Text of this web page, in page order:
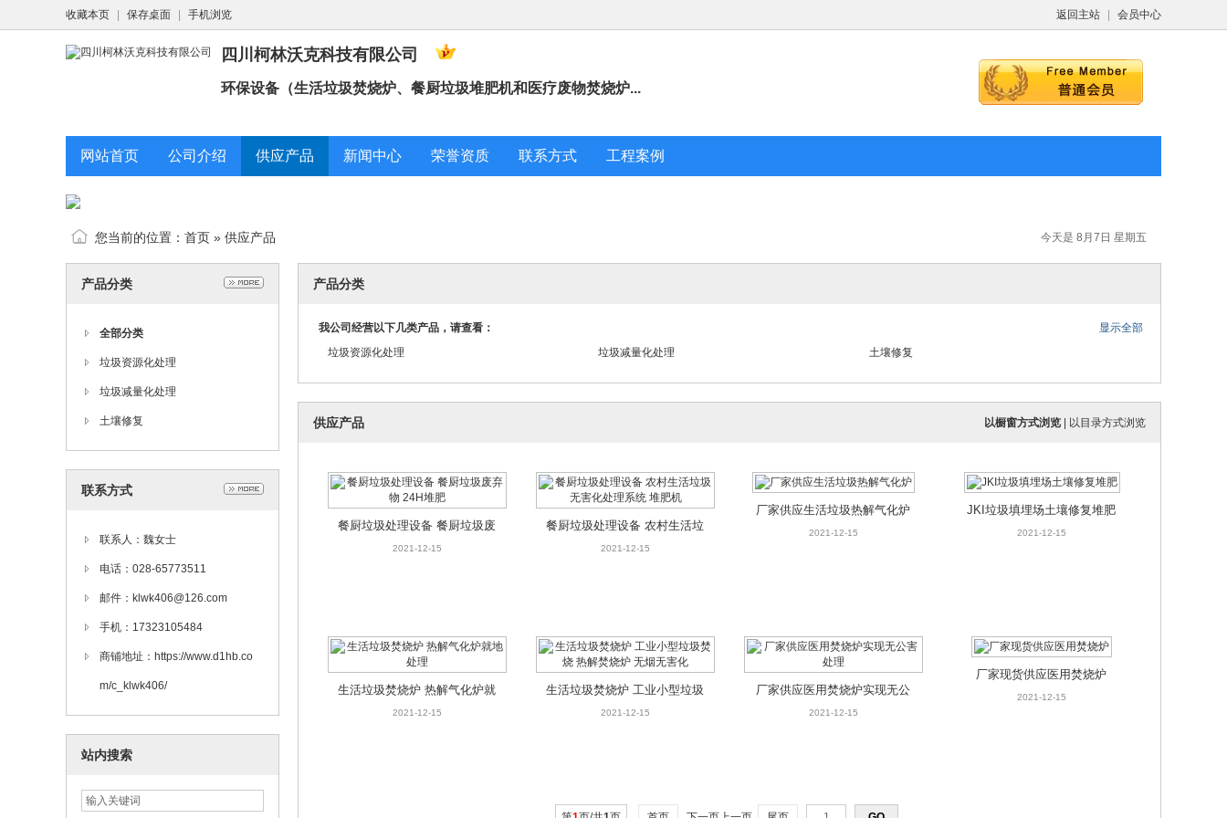
返回主站 会员中心
收藏本页 保存桌面 手机浏览
四川柯林沃克科技有限公司
环保设备（生活垃圾焚烧炉、餐厨垃圾堆肥机和医疗废物焚烧炉...
网站首页 公司介绍 供应产品 新闻中心 荣誉资质 联系方式 工程案例
今天是 8月7日 星期五
您当前的位置： 首页 » 供应产品
产品分类
全部分类
垃圾资源化处理
垃圾减量化处理
土壤修复
联系方式
联系人：魏女士
电话：028-65773511
邮件：klwk406@126.com
手机：17323105484
商铺地址：https://www.d1hb.co
m/c_klwk406/
站内搜索
产品分类
显示全部
我公司经营以下几类产品，请查看：
垃圾资源化处理
垃圾减量化处理 土壤修复
以橱窗方式浏览 以目录方式浏览
供应产品
餐厨垃圾处理设备 餐厨垃圾废
弃物 24H堆肥
2021-12-15
餐厨垃圾处理设备 农村生活垃
圾无害化处理系统 堆肥机
2021-12-15
厂家供应生活垃圾热解气化炉
2021-12-15
JKI垃圾填埋场土壤修复堆肥
2021-12-15
生活垃圾焚烧炉 热解气化炉就
地处理
2021-12-15
生活垃圾焚烧炉 工业小型垃圾
焚烧 热解焚烧炉 无烟无害化
2021-12-15
厂家供应医用焚烧炉实现无公
害处理
2021-12-15
厂家现货供应医用焚烧炉
2021-12-15